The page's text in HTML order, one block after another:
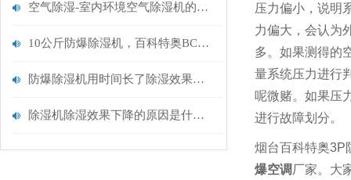
空气除湿-室内环境空气除湿机的工作原理
10公斤防爆除湿机，百科特奥BCF-7240C 适用300-400㎡/h
防爆除湿机用时间长了除湿效果差是什么回事
除湿机除湿效果下降的原因是什么？
压力偏小，说明
力偏大，会认为
多。如果测得的
量系统压力进行
呢微赌。如果压
进行故障划分。
烟台百科特奥3P
爆空调厂家。大